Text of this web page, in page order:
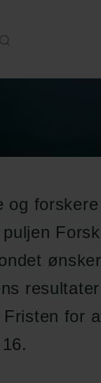
og
for